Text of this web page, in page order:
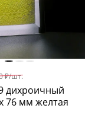
₽/шт.
дихроичный
76 мм желтая